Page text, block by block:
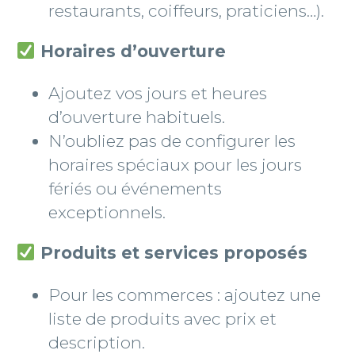
restaurants, coiffeurs, praticiens…).
Horaires d’ouverture
Ajoutez vos jours et heures
d’ouverture habituels.
N’oubliez pas de configurer les
horaires spéciaux pour les jours
fériés ou événements
exceptionnels.
Produits et services proposés
Pour les commerces : ajoutez une
liste de produits avec prix et
description.